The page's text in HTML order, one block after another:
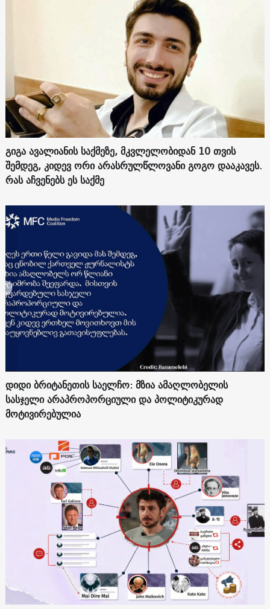
გიგა ავალიანის საქმეზე, მკვლელობიდან 10 თვის
შემდეგ, კიდევ ორი არასრულწლოვანი გოგო დააკავეს.
რას აჩვენებს ეს საქმე
დიდი ბრიტანეთის საელჩო: მზია ამაღლობელის
სასჯელი არაპროპორციული და პოლიტიკურად
მოტივირებულია